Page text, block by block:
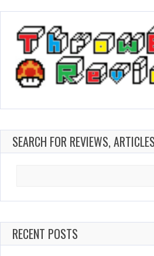
SEARCH FOR REVIEWS,
RECENT POSTS